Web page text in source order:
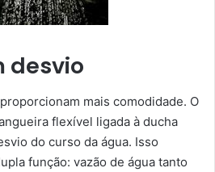
desvio
proporcionam mais comodidade. O
flexível ligada à ducha
do curso da água. Isso
função: vazão de água tanto